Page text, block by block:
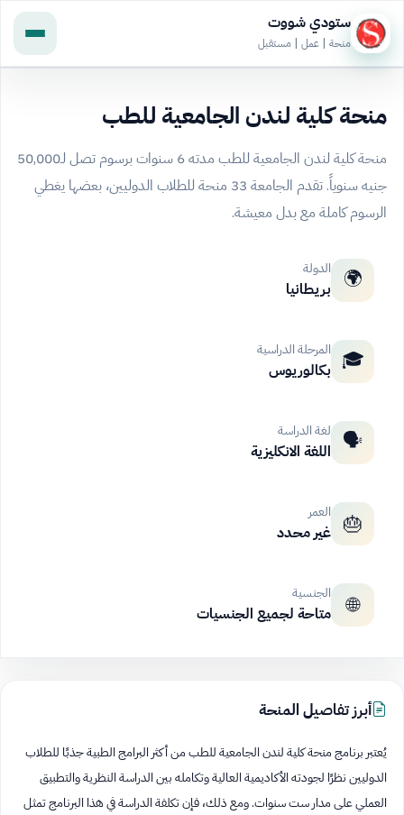
ستودي شووت
منحة | عمل | مستقبل
منحة كلية لندن الجامعية للطب
منحة كلية لندن الجامعية للطب مدته 6 سنوات برسوم تصل لـ50,000
جنيه سنوياً. تقدم الجامعة 33 منحة للطلاب الدوليين، بعضها يغطي
الرسوم كاملة مع بدل معيشة.
🌍 الدولة
بريطانيا
🎓 المرحلة الدراسية
بكالوريوس
🗣️ لغة الدراسة
اللغة الانكليزية
🎂 العمر
غير محدد
🌐 الجنسية
متاحة لجميع الجنسيات
أبرز تفاصيل المنحة
يُعتبر برنامج منحة كلية لندن الجامعية للطب من أكثر البرامج الطبية جذبًا للطلاب
الدوليين نظرًا لجودته الأكاديمية العالية وتكامله بين الدراسة النظرية والتطبيق
العملي على مدار ست سنوات. ومع ذلك، فإن تكلفة الدراسة في هذا البرنامج تمثل